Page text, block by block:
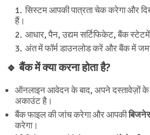
सिस्टम आपकी पात्रता चेक करेगा और
हैं।
आधार, पैन, उद्यम सर्टिफिकेट, बैंक
अंत में फॉर्म डाउनलोड करें और बैंक में
🔹 बैंक में क्या करना होता है?
ऑनलाइन आवेदन के बाद, अपने दस्तावेज़ों
अकाउंट है।
बैंक फाइल की जांच करेगा और आपकी
करेगा।